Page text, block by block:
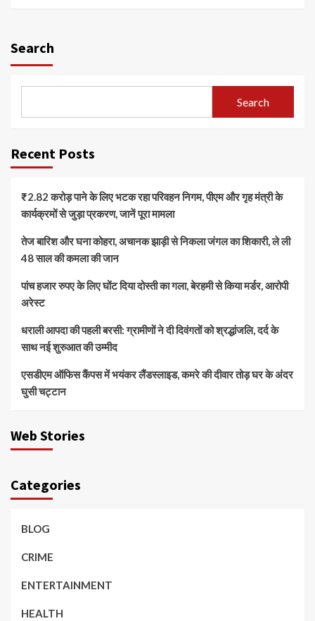
Search
Search
Recent Posts
₹2.82 करोड़ पाने के लिए भटक रहा परिवहन निगम, पीएम और गृह मंत्री के
कार्यक्रमों से जुड़ा प्रकरण, जानें पूरा मामला
तेज बारिश और घना कोहरा, अचानक झाड़ी से निकला जंगल का शिकारी, ले ली
48 साल की कमला की जान
पांच हजार रुपए के लिए घोंट दिया दोस्ती का गला, बेरहमी से किया मर्डर, आरोपी
अरेस्ट
धराली आपदा की पहली बरसी: ग्रामीणों ने दी दिवंगतों को श्रद्धांजलि, दर्द के
साथ नई शुरुआत की उम्मीद
एसडीएम ऑफिस कैंपस में भयंकर लैंडस्लाइड, कमरे की दीवार तोड़ घर के अंदर
घुसी चट्टान
Web Stories
Categories
BLOG
CRIME
ENTERTAINMENT
HEALTH